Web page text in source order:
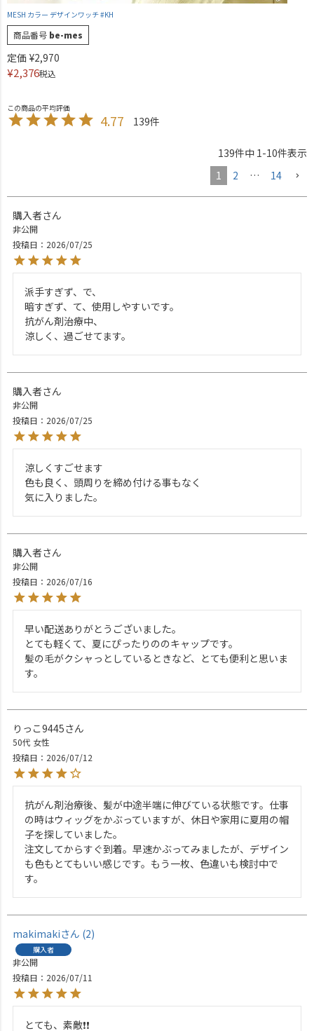
MESH カラー デザインワッチ #KH
商品番号 be-mes
定価 ¥2,970
¥2,376税込
4.77 139
139件中 1-10件表示
1
2 … 14
購入者
非公開
投稿日
2026/07/25
派手すぎず、で、
暗すぎず、て、使用しやすいです。
抗がん剤治療中、
涼しく、過ごせてます。
購入者
非公開
投稿日
2026/07/25
涼しくすごせます
色も良く、頭周りを締め付ける事もなく
気に入りました。
購入者
非公開
投稿日
2026/07/16
早い配送ありがとうございました。
とても軽くて、夏にぴったりののキャップです。
髪の毛がクシャっとしているときなど、とても便利と思いま
す。
りっこ9445
50代 女性
投稿日
2026/07/12
抗がん剤治療後、髪が中途半端に伸びている状態です。仕事
の時はウィッグをかぶっていますが、休日や家用に夏用の帽
子を探していました。
注文してからすぐ到着。早速かぶってみましたが、デザイン
も色もとてもいい感じです。もう一枚、色違いも検討中で
す。
makimaki 2
購入者
非公開
投稿日
2026/07/11
とても、素敵❗❗